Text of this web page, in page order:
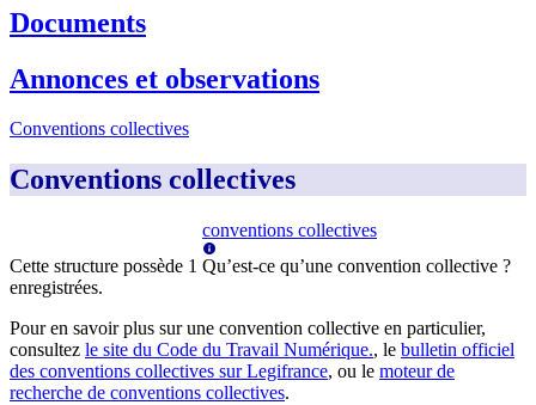
Documents
Annonces et observations
Conventions collectives
Conventions collectives
Cette structure possède 1
conventions collectives
Qu’est-ce qu’une convention collective ?
enregistrées.
Pour en savoir plus sur une convention collective en particulier,
consultez le site du Code du Travail Numérique., le bulletin officiel
des conventions collectives sur Legifrance, ou le moteur de
recherche de conventions collectives.